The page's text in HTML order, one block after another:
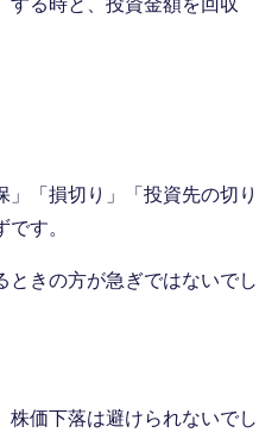
する時と、投資金額を回収
「損切り」「投資先の切り
す。
ときの方が急ぎではないでし
株価下落は避けられないでし